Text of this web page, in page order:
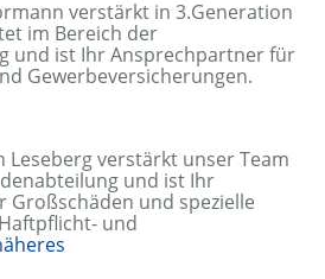
verstärkt in 3.Generation
im Bereich der
und ist Ihr Ansprechpartner für
Gewerbeversicherungen.
Leseberg verstärkt unser Team
und ist Ihr
und spezielle
und